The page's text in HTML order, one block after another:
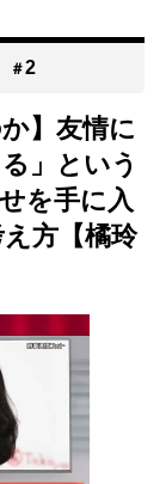
＃2
】友情に
」という
を手に入
方【橘玲